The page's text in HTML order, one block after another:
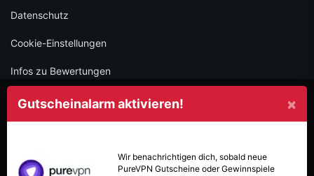
×
Gutscheinalarm aktivieren!
Wir benachrichtigen dich, sobald neue
PureVPN Gutscheine oder Gewinnspiele
Datenschutz
Cookie-Einstellungen
Infos zu Bewertungen
AGB